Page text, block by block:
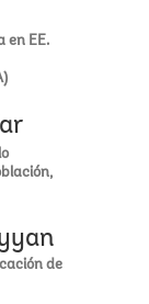
en EE.
de